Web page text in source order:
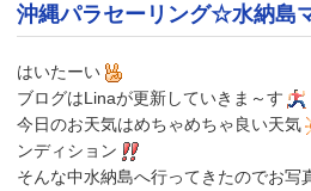
沖縄パラセーリング☆水納島
はいたーい
ブログはLinaが更新していきま～す
今日のお天気はめちゃめちゃ良い天気
ンディション
そんな中水納島へ行ってきたのでお写